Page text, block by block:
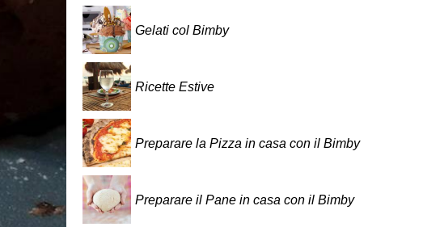
Gelati col Bimby
Ricette Estive
Preparare la Pizza in casa con il Bimby
Preparare il Pane in casa con il Bimby